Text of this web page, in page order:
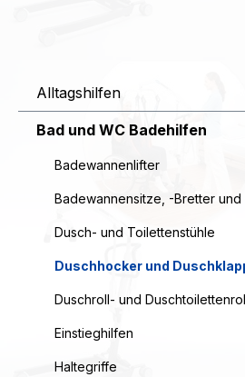
Alltagshilfen
Bad und WC Badehilfen
Badewannenlifter
Badewannensitze, -Bretter
Dusch- und Toilettenstühle
Duschhocker und
Duschroll- und
Einstieghilfen
Haltegriffe